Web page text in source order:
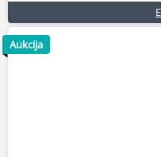
Aukcija